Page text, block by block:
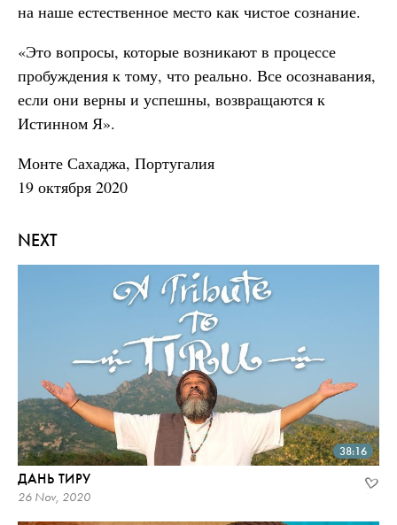
NEXT
38:16
ДАНЬ ТИРУ
26 Nov, 2020
на наше естественное место как чистое сознание.
«Это вопросы, которые возникают в процессе
пробуждения к тому, что реально. Все осознавания,
если они верны и успешны, возвращаются к
Истинном Я».
Монте Сахаджа, Португалия
19 октября 2020